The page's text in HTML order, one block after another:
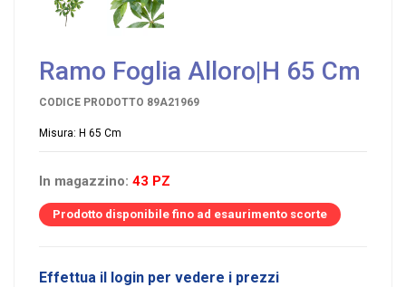
Ramo Foglia Alloro|H 65 Cm
CODICE PRODOTTO 89A21969
Misura: H 65 Cm
In magazzino: 43 PZ
Prodotto disponibile fino ad esaurimento scorte
Effettua il login per vedere i prezzi